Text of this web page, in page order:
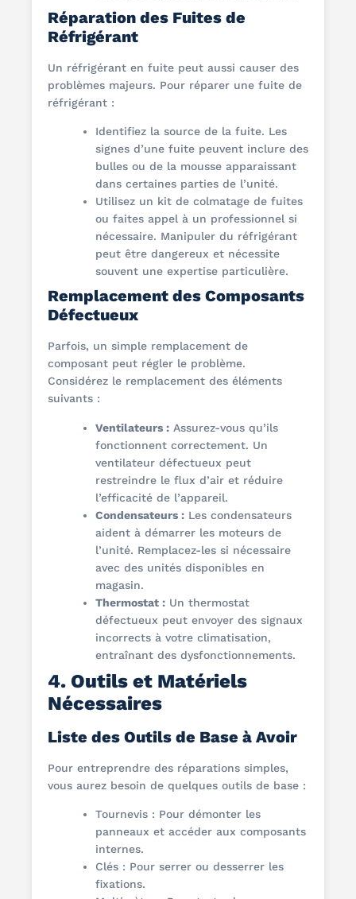
Réparation des Fuites de
Réfrigérant
Un réfrigérant en fuite peut aussi causer des
problèmes majeurs. Pour réparer une fuite de
réfrigérant :
Identifiez la source de la fuite. Les
signes d’une fuite peuvent inclure des
bulles ou de la mousse apparaissant
dans certaines parties de l’unité.
Utilisez un kit de colmatage de fuites
ou faites appel à un professionnel si
nécessaire. Manipuler du réfrigérant
peut être dangereux et nécessite
souvent une expertise particulière.
Remplacement des Composants
Défectueux
Parfois, un simple remplacement de
composant peut régler le problème.
Considérez le remplacement des éléments
suivants :
Ventilateurs : Assurez-vous qu’ils
fonctionnent correctement. Un
ventilateur défectueux peut
restreindre le flux d’air et réduire
l’efficacité de l’appareil.
Condensateurs : Les condensateurs
aident à démarrer les moteurs de
l’unité. Remplacez-les si nécessaire
avec des unités disponibles en
magasin.
Thermostat : Un thermostat
défectueux peut envoyer des signaux
incorrects à votre climatisation,
entraînant des dysfonctionnements.
4. Outils et Matériels
Nécessaires
Liste des Outils de Base à Avoir
Pour entreprendre des réparations simples,
vous aurez besoin de quelques outils de base :
Tournevis : Pour démonter les
panneaux et accéder aux composants
internes.
Clés : Pour serrer ou desserrer les
fixations.